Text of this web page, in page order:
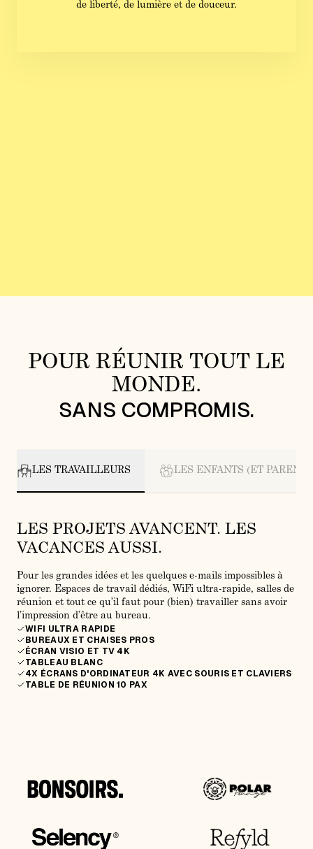
de liberté, de lumière et de douceur.
POUR RÉUNIR TOUT LE
MONDE.
SANS COMPROMIS.
LES TRAVAILLEURS LES ENFANTS (ET
LES PROJETS AVANCENT. LES
VACANCES AUSSI.
Pour les grandes idées et les quelques e-mails impossibles à
ignorer. Espaces de travail dédiés, WiFi ultra-rapide, salles de
réunion et tout ce qu’il faut pour (bien) travailler sans avoir
l’impression d’être au bureau.
WIFI ULTRA RAPIDE
BUREAUX ET CHAISES PROS
ÉCRAN VISIO ET TV 4K
TABLEAU BLANC
4X ÉCRANS D'ORDINATEUR 4K AVEC SOURIS ET CLAVIERS
TABLE DE RÉUNION 10 PAX